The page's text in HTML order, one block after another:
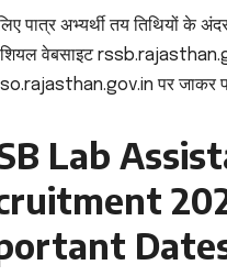
पात्र अभ्यर्थी तय तिथियों के
वेबसाइट
पर जाकर
Lab